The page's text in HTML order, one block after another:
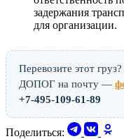
задержания
для организации.
Перевозите этот
ДОПОГ на почту —
+7-495-109-61-89
Поделиться: